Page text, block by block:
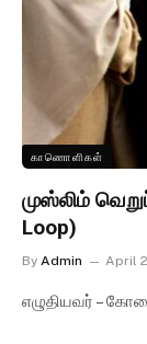
காணொளிகள்
முஸ்லிம்
Loop)
By Admin April
எழுதியவர் –